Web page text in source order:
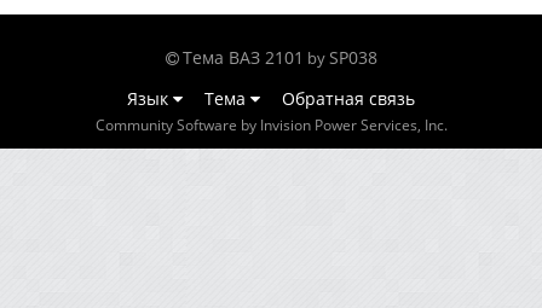
Тема ВАЗ 2101 by SP038
Язык
Тема Обратная связь
Community Software by Invision Power Services, Inc.